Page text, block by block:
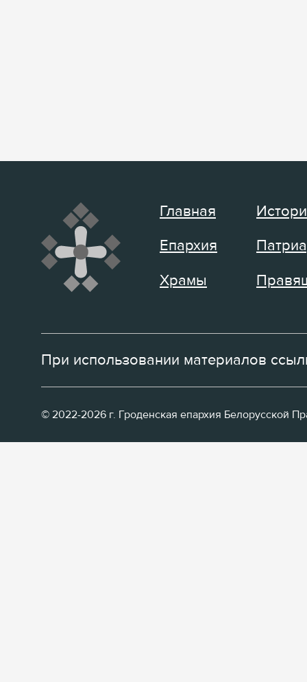
Главная
Епархия
Храмы
При использовании материалов
© 2022-2026 г. Гроденская епархия Белорусской